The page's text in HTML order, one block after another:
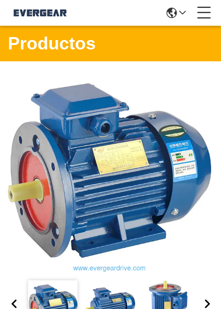
Productos